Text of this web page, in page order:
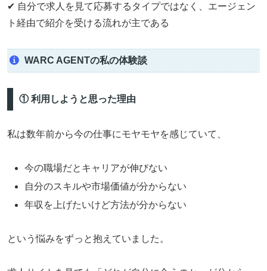
✔ 自分で求人を見て応募するタイプではなく、エージェン
ト経由で紹介を受ける流れが主である
WARC AGENTの私の体験談
① 利用しようと思った理由
私は数年前から今の仕事にモヤモヤを感じていて、
今の職場だとキャリアが伸びない
自分のスキルや市場価値が分からない
年収を上げたいけど方法が分からない
という悩みをずっと抱えていました。